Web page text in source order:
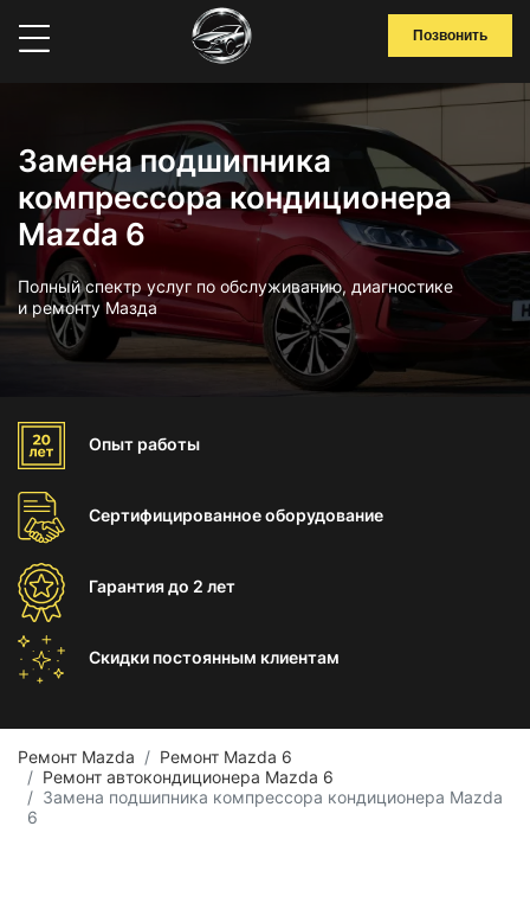
Позвонить
Замена подшипника
компрессора кондиционера
Mazda 6
Полный спектр услуг по обслуживанию, диагностике
и ремонту Мазда
Опыт работы
Сертифицированноеоборудование
Гарантиядо 2 лет
Скидки постоянным клиентам
Ремонт Mazda
Ремонт Mazda 6
Ремонт автокондиционера Mazda 6
Замена подшипника компрессора кондиционера Mazda
6